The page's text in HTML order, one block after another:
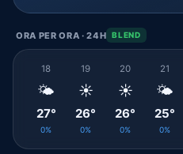
ORA PER ORA · 24H BLEND
18
🌤️
27°
0%
19
☀️
26°
0%
20
☀️
26°
0%
21
🌤️
25°
0%